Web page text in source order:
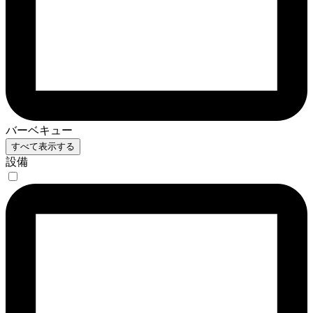
バーベキュー
すべて表示する
設備